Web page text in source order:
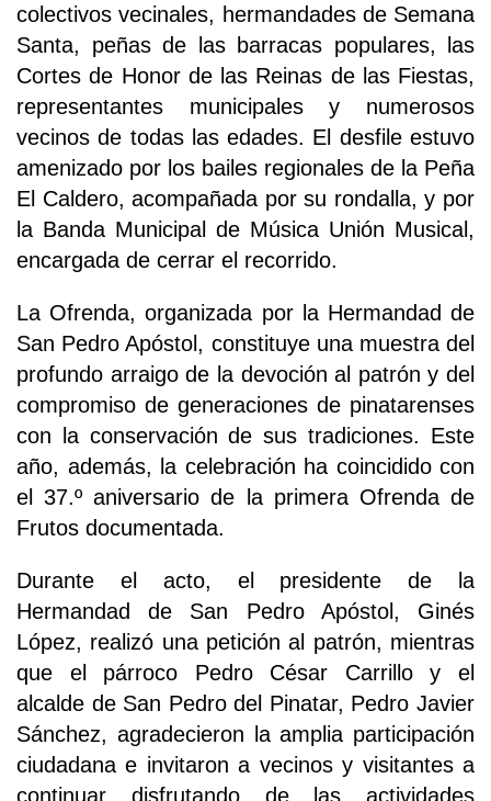
colectivos vecinales, hermandades de Semana
Santa, peñas de las barracas populares, las
Cortes de Honor de las Reinas de las Fiestas,
representantes municipales y numerosos
vecinos de todas las edades. El desfile estuvo
amenizado por los bailes regionales de la Peña
El Caldero, acompañada por su rondalla, y por
la Banda Municipal de Música Unión Musical,
encargada de cerrar el recorrido.
La Ofrenda, organizada por la Hermandad de
San Pedro Apóstol, constituye una muestra del
profundo arraigo de la devoción al patrón y del
compromiso de generaciones de pinatarenses
con la conservación de sus tradiciones. Este
año, además, la celebración ha coincidido con
el 37.º aniversario de la primera Ofrenda de
Frutos documentada.
Durante el acto, el presidente de la
Hermandad de San Pedro Apóstol, Ginés
López, realizó una petición al patrón, mientras
que el párroco Pedro César Carrillo y el
alcalde de San Pedro del Pinatar, Pedro Javier
Sánchez, agradecieron la amplia participación
ciudadana e invitaron a vecinos y visitantes a
continuar disfrutando de las actividades